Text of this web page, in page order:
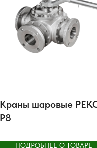
Краны шаровые
P8
ПОДРОБНЕЕ О ТОВАРЕ